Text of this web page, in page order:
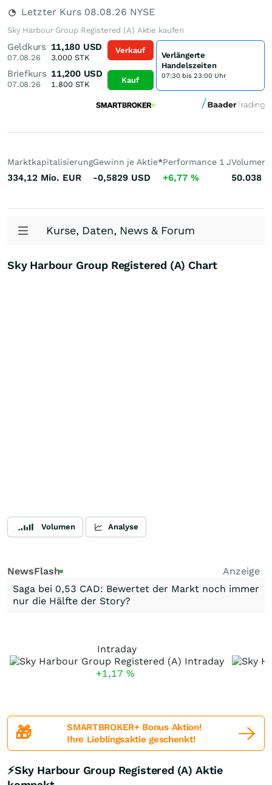
Letzter Kurs 08.08.26 NYSE
Sky Harbour Group Registered (A) Aktie kaufen
Geldkurs
07.08.26
11,180 USD
3.000STK
Briefkurs
07.08.26
11,200 USD
1.800STK
Verkauf
Kauf
Verlängerte
Handelszeiten
07:30 bis 23:00 Uhr
Marktkapitalisierung
334,12 Mio. EUR
Gewinn je Aktie*
-0,5829 USD
Performance 1 J
+6,77 %
Volumen
50.038
Kurse, Daten, News & Forum
Sky Harbour Group Registered (A) Chart
Volumen Analyse
NewsFlash
Anzeige
Saga bei 0,53 CAD: Bewertet der Markt noch immer
nur die Hälfte der Story?
Intraday
+1,17 %
🎁
SMARTBROKER+ Bonus Aktion!
Ihre Lieblingsaktie geschenkt!
⚡Sky Harbour Group Registered (A) Aktie